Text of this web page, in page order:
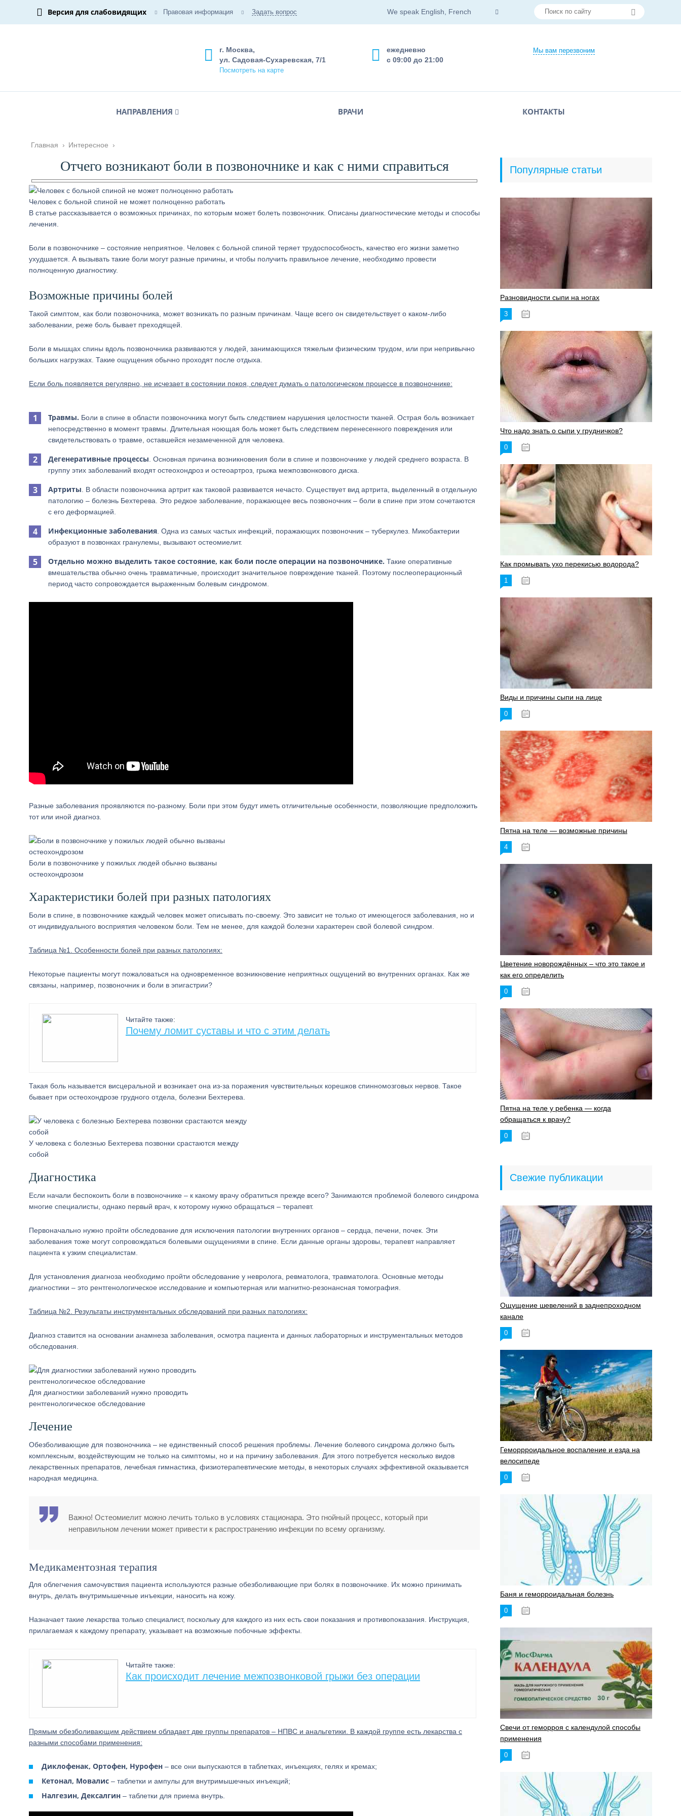
Версия для слабовидящих Правовая информация Задать вопрос We speak English, French
Мы вам перезвоним
ежедневно
с 09:00 до 21:00
г. Москва,
ул. Садовая-Сухаревская, 7/1
Посмотреть на карте
НАПРАВЛЕНИЯ ВРАЧИ КОНТАКТЫ
Главная › Интересное ›
Отчего возникают боли в позвоночнике и как с ними справиться
Человек с больной спиной не может полноценно работать
В статье рассказывается о возможных причинах, по которым может болеть позвоночник. Описаны диагностические методы и способы
лечения.
Боли в позвоночнике – состояние неприятное. Человек с больной спиной теряет трудоспособность, качество его жизни заметно
ухудшается. А вызывать такие боли могут разные причины, и чтобы получить правильное лечение, необходимо провести
полноценную диагностику.
Возможные причины болей
Такой симптом, как боли позвоночника, может возникать по разным причинам. Чаще всего он свидетельствует о каком-либо
заболевании, реже боль бывает преходящей.
Боли в мышцах спины вдоль позвоночника развиваются у людей, занимающихся тяжелым физическим трудом, или при непривычно
больших нагрузках. Такие ощущения обычно проходят после отдыха.
Если боль появляется регулярно, не исчезает в состоянии покоя, следует думать о патологическом процессе в позвоночнике:
Травмы. Боли в спине в области позвоночника могут быть следствием нарушения целостности тканей. Острая боль возникает
непосредственно в момент травмы. Длительная ноющая боль может быть следствием перенесенного повреждения или
свидетельствовать о травме, оставшейся незамеченной для человека.
Дегенеративные процессы . Основная причина возникновения боли в спине и позвоночнике у людей среднего возраста. В
группу этих заболеваний входят остеохондроз и остеоартроз, грыжа межпозвонкового диска.
Артриты . В области позвоночника артрит как таковой развивается нечасто. Существует вид артрита, выделенный в отдельную
патологию – болезнь Бехтерева. Это редкое заболевание, поражающее весь позвоночник – боли в спине при этом сочетаются
с его деформацией.
Инфекционные заболевания . Одна из самых частых инфекций, поражающих позвоночник – туберкулез. Микобактерии
образуют в позвонках гранулемы, вызывают остеомиелит.
Отдельно можно выделить такое состояние, как боли после операции на позвоночнике. Такие оперативные
вмешательства обычно очень травматичные, происходит значительное повреждение тканей. Поэтому послеоперационный
период часто сопровождается выраженным болевым синдромом.
Разные заболевания проявляются по-разному. Боли при этом будут иметь отличительные особенности, позволяющие предположить
тот или иной диагноз.
Боли в позвоночнике у пожилых людей обычно вызваны
остеохондрозом
Характеристики болей при разных патологиях
Боли в спине, в позвоночнике каждый человек может описывать по-своему. Это зависит не только от имеющегося заболевания, но и
от индивидуального восприятия человеком боли. Тем не менее, для каждой болезни характерен свой болевой синдром.
Таблица №1. Особенности болей при разных патологиях:
Некоторые пациенты могут пожаловаться на одновременное возникновение неприятных ощущений во внутренних органах. Как же
связаны, например, позвоночник и боли в эпигастрии?
Читайте также:
Почему ломит суставы и что с этим делать
Такая боль называется висцеральной и возникает она из-за поражения чувствительных корешков спинномозговых нервов. Такое
бывает при остеохондрозе грудного отдела, болезни Бехтерева.
У человека с болезнью Бехтерева позвонки срастаются между
собой
Диагностика
Если начали беспокоить боли в позвоночнике – к какому врачу обратиться прежде всего? Занимаются проблемой болевого синдрома
многие специалисты, однако первый врач, к которому нужно обращаться – терапевт.
Первоначально нужно пройти обследование для исключения патологии внутренних органов – сердца, печени, почек. Эти
заболевания тоже могут сопровождаться болевыми ощущениями в спине. Если данные органы здоровы, терапевт направляет
пациента к узким специалистам.
Для установления диагноза необходимо пройти обследование у невролога, ревматолога, травматолога. Основные методы
диагностики – это рентгенологическое исследование и компьютерная или магнитно-резонансная томография.
Таблица №2. Результаты инструментальных обследований при разных патологиях:
Диагноз ставится на основании анамнеза заболевания, осмотра пациента и данных лабораторных и инструментальных методов
обследования.
Для диагностики заболеваний нужно проводить
рентгенологическое обследование
Лечение
Обезболивающие для позвоночника – не единственный способ решения проблемы. Лечение болевого синдрома должно быть
комплексным, воздействующим не только на симптомы, но и на причину заболевания. Для этого потребуется несколько видов
лекарственных препаратов, лечебная гимнастика, физиотерапевтические методы, в некоторых случаях эффективной оказывается
народная медицина.
Важно! Остеомиелит можно лечить только в условиях стационара. Это гнойный процесс, который при
неправильном лечении может привести к распространению инфекции по всему организму.
Медикаментозная терапия
Для облегчения самочувствия пациента используются разные обезболивающие при болях в позвоночнике. Их можно принимать
внутрь, делать внутримышечные инъекции, наносить на кожу.
Назначает такие лекарства только специалист, поскольку для каждого из них есть свои показания и противопоказания. Инструкция,
прилагаемая к каждому препарату, указывает на возможные побочные эффекты.
Читайте также:
Как происходит лечение межпозвонковой грыжи без операции
Прямым обезболивающим действием обладает две группы препаратов – НПВС и анальгетики. В каждой группе есть лекарства с
разными способами применения:
Диклофенак, Ортофен, Нурофен – все они выпускаются в таблетках, инъекциях, гелях и кремах;
Кетонал, Мовалис – таблетки и ампулы для внутримышечных инъекций;
Налгезин, Дексалгин – таблетки для приема внутрь.
Популярные статьи
Разновидности сыпи на ногах
3
Что надо знать о сыпи у грудничков?
0
Как промывать ухо перекисью водорода?
1
Виды и причины сыпи на лице
0
Пятна на теле — возможные причины
4
Цветение новорождённых – что это такое и
как его определить
0
Пятна на теле у ребенка — когда
обращаться к врачу?
0
Свежие публикации
Ощущение шевелений в заднепроходном
канале
0
Геморрроидальное воспаление и езда на
велосипеде
0
Баня и геморроидальная болезнь
0
Свечи от геморроя с календулой способы
применения
0